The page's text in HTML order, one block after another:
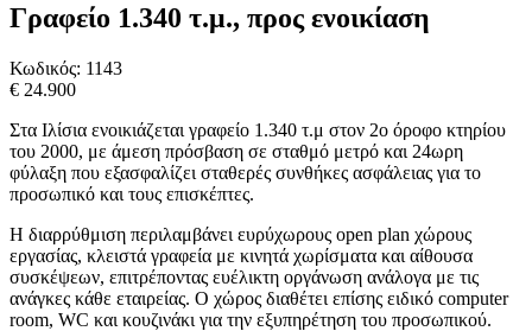
Γραφείο 1.340 τ.μ., προς ενοικίαση
Κωδικός: 1143
€ 24.900
Στα Ιλίσια ενοικιάζεται γραφείο 1.340 τ.μ στον 2ο όροφο κτηρίου
του 2000, με άμεση πρόσβαση σε σταθμό μετρό και 24ωρη
φύλαξη που εξασφαλίζει σταθερές συνθήκες ασφάλειας για το
προσωπικό και τους επισκέπτες.
Η διαρρύθμιση περιλαμβάνει ευρύχωρους open plan χώρους
εργασίας, κλειστά γραφεία με κινητά χωρίσματα και αίθουσα
συσκέψεων, επιτρέποντας ευέλικτη οργάνωση ανάλογα με τις
ανάγκες κάθε εταιρείας. Ο χώρος διαθέτει επίσης ειδικό computer
room, WC και κουζινάκι για την εξυπηρέτηση του προσωπικού.